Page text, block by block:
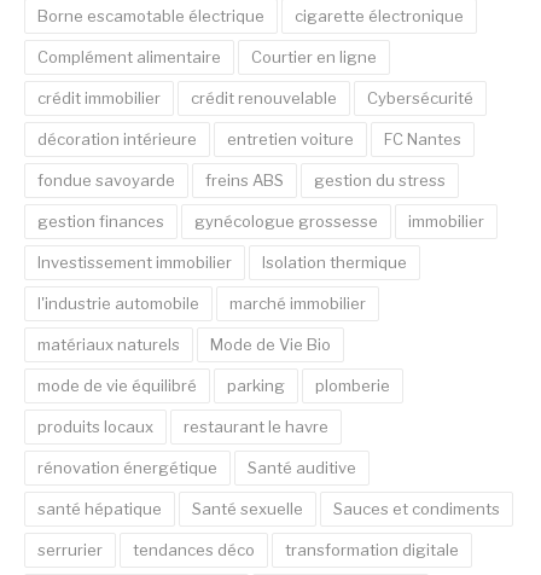
Borne escamotable électrique cigarette électronique
Complément alimentaire Courtier en ligne
crédit immobilier crédit renouvelable Cybersécurité
décoration intérieure entretien voiture FC Nantes
fondue savoyarde freins ABS gestion du stress
gestion finances gynécologue grossesse immobilier
Investissement immobilier Isolation thermique
l'industrie automobile marché immobilier
matériaux naturels Mode de Vie Bio
mode de vie équilibré parking plomberie
produits locaux restaurant le havre
rénovation énergétique Santé auditive
santé hépatique Santé sexuelle Sauces et condiments
serrurier tendances déco transformation digitale